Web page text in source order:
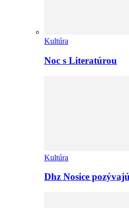
Kultúra
Noc s Literatúrou
Kultúra
Dhz Nosice